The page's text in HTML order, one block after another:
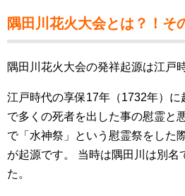
隅田川花火大会とは？！そ
隅田川花火大会の発祥起源は江戸
江戸時代の享保17年（1732年）に
で多くの死者を出した事の慰霊と
で「水神祭」という慰霊祭をした
が起源です。 当時は隅田川は別名
た。